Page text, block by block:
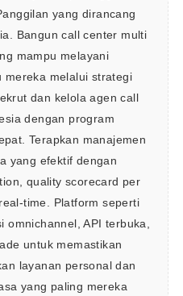
yang dirancang
Bangun call center multi
mampu melayani
mereka melalui strategi
dan kelola agen call
dengan program
Terapkan manajemen
yang efektif dengan
quality scorecard per
time. Platform seperti
omnichannel, API terbuka,
untuk memastikan
layanan personal dan
yang paling mereka